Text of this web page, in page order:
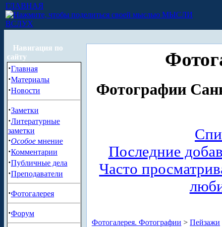
ГЛАВНАЯ
МЫСЛИ
ВСЛУХ
Навигация по
сайту
·Главная
·Материалы
·Новости
·Заметки
·Литературные
заметки
·Особое мнение
·Комментарии
·Публичные дела
·Преподаватели
·Фотогалерея
·Форум
Фотографии
Последние
Часто
Фотогалерея. Фотографии > Пейзажи